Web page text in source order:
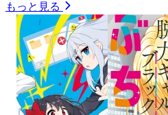
もっと見る